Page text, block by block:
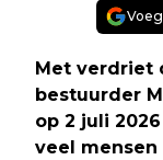
Met verdriet
bestuurder
op 2 juli
veel